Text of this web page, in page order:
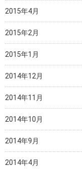
2015年4月
2015年2月
2015年1月
2014年12月
2014年11月
2014年10月
2014年9月
2014年4月